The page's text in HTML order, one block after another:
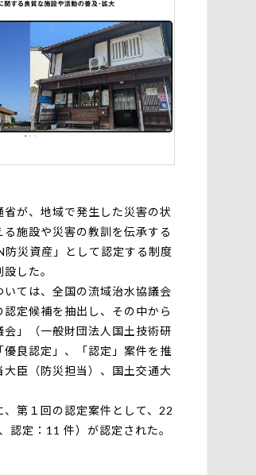
が、地域で発生した災害の状
施設や災害の教訓を伝承する
災資産」として認定する制度
した。
ては、全国の流域治水協議会
定候補を抽出し、その中から
会」（一般財団法人国土技術研
優良認定」、「認定」案件を推
臣（防災担当）、国土交通大
第１回の認定案件として、22
認定：11 件）が認定された。